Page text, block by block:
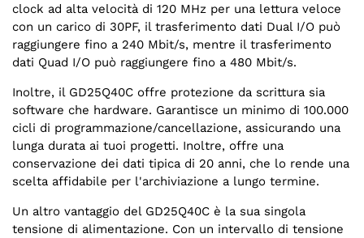
clock ad alta velocità di 120 MHz per una lettura veloce
con un carico di 30PF, il trasferimento dati Dual I/O può
raggiungere fino a 240 Mbit/s, mentre il trasferimento
dati Quad I/O può raggiungere fino a 480 Mbit/s.
Inoltre, il GD25Q40C offre protezione da scrittura sia
software che hardware. Garantisce un minimo di 100.000
cicli di programmazione/cancellazione, assicurando una
lunga durata ai tuoi progetti. Inoltre, offre una
conservazione dei dati tipica di 20 anni, che lo rende una
scelta affidabile per l'archiviazione a lungo termine.
Un altro vantaggio del GD25Q40C è la sua singola
tensione di alimentazione. Con un intervallo di tensione